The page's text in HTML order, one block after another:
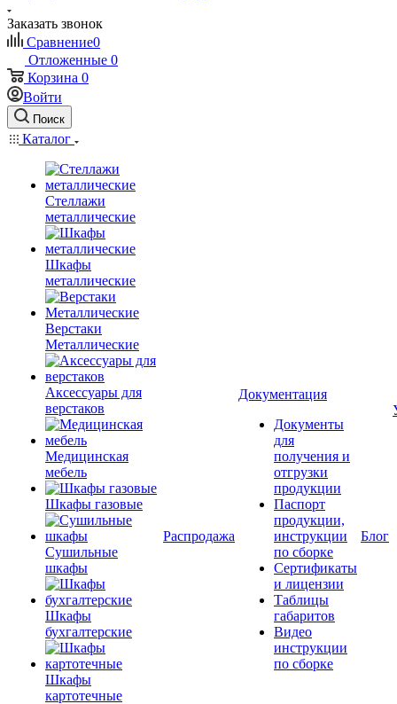
Заказать звонок
Сравнение0
Отложенные 0
Корзина 0
Войти
Поиск
Каталог
Стеллажи
металлические
Шкафы
металлические
Верстаки
Металлические
Аксессуары для
верстаков
Медицинская
мебель
Шкафы газовые
Сушильные
шкафы
Шкафы
бухгалтерские
Шкафы
картотечные
Распродажа
Документация
Документы
для
получения и
отгрузки
продукции
Паспорт
продукции,
инструкции
по сборке
Сертификаты
и лицензии
Таблицы
габаритов
Видео
инструкции
по сборке
Блог